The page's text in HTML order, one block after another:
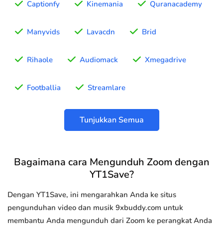
Captionfy Kinemania Quranacademy
Manyvids Lavacdn Brid
Rihaole Audiomack Xmegadrive
Footballia Streamlare
Tunjukkan Semua
Bagaimana cara Mengunduh Zoom dengan
YT1Save?
Dengan YT1Save, ini mengarahkan Anda ke situs
pengunduhan video dan musik 9xbuddy.com untuk
membantu Anda mengunduh dari Zoom ke perangkat Anda